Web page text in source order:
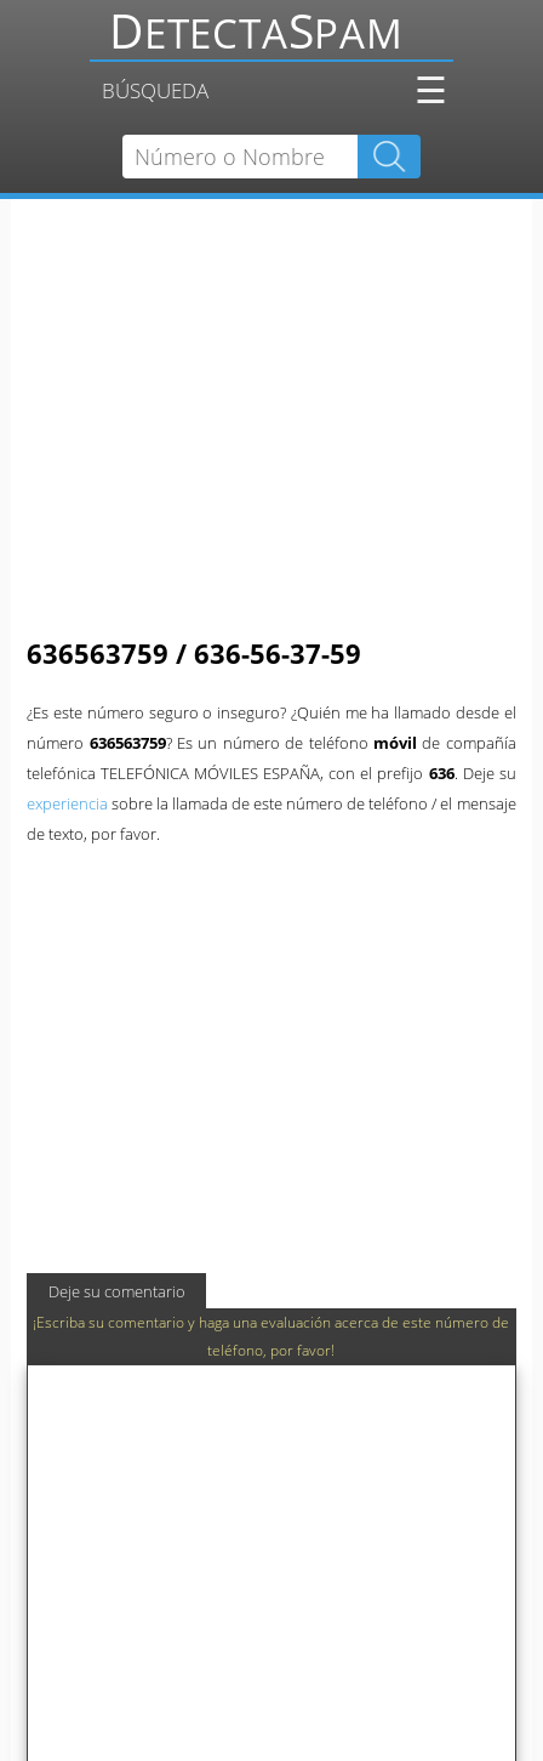
BÚSQUEDA ☰
636563759 / 636-56-37-59
¿Es este número seguro o inseguro? ¿Quién me ha llamado desde el
número 636563759? Es un número de teléfono móvil de compañía
telefónica TELEFÓNICA MÓVILES ESPAÑA, con el prefijo 636. Deje su
experiencia sobre la llamada de este número de teléfono / el mensaje
de texto, por favor.
Deje su comentario
¡Escriba su comentario y haga una evaluación acerca de este número de
teléfono, por favor!